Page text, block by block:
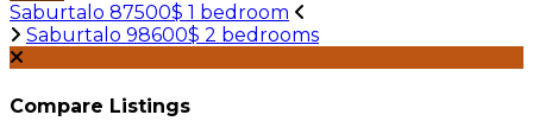
Saburtalo 87500$ 1 bedroom
Saburtalo 98600$ 2 bedrooms
Compare Listings